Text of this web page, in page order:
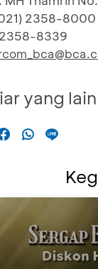
2358-8000
2358-8339
yang